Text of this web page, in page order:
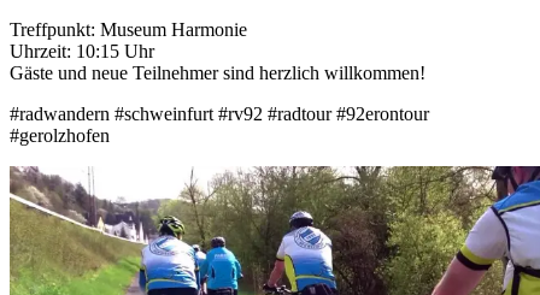
Treffpunkt: Museum Harmonie
Uhrzeit: 10:15 Uhr
Gäste und neue Teilnehmer sind herzlich willkommen!
#radwandern #schweinfurt #rv92 #radtour #92erontour
#gerolzhofen